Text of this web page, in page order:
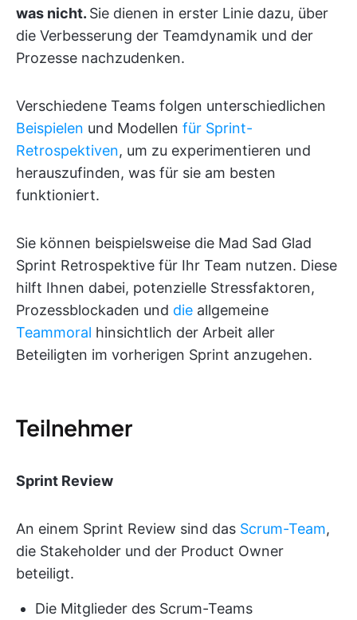
was nicht. Sie dienen in erster Linie dazu, über
die Verbesserung der Teamdynamik und der
Prozesse nachzudenken.
Verschiedene Teams folgen unterschiedlichen
Beispielen und Modellen für Sprint-
Retrospektiven, um zu experimentieren und
herauszufinden, was für sie am besten
funktioniert.
Sie können beispielsweise die Mad Sad Glad
Sprint Retrospektive für Ihr Team nutzen. Diese
hilft Ihnen dabei, potenzielle Stressfaktoren,
Prozessblockaden und die allgemeine
Teammoral hinsichtlich der Arbeit aller
Beteiligten im vorherigen Sprint anzugehen.
Teilnehmer
Sprint Review
An einem Sprint Review sind das Scrum-Team,
die Stakeholder und der Product Owner
beteiligt.
Die Mitglieder des Scrum-Teams